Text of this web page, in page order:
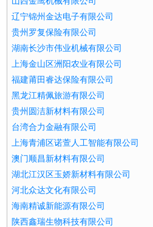
辽宁锦州金达电子有限公司
贵州罗复保险有限公司
湖南长沙市伟业机械有限公司
上海金山区洲阳农业有限公司
福建莆田睿达保险有限公司
黑龙江精佩旅游有限公司
贵州圆洁新材料有限公司
台湾合力金融有限公司
上海青浦区诺萱人工智能有限公司
澳门顺昌新材料有限公司
湖北江汉区玉娇新材料有限公司
河北众达文化有限公司
海南精诚新能源有限公司
陕西鑫瑞生物科技有限公司